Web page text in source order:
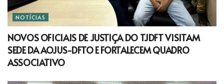
NOTÍCIAS
NOVOS OFICIAIS DE JUSTIÇA DO TJDFT VISITAM
SEDE DA AOJUS-DFTO E FORTALECEM QUADRO
ASSOCIATIVO